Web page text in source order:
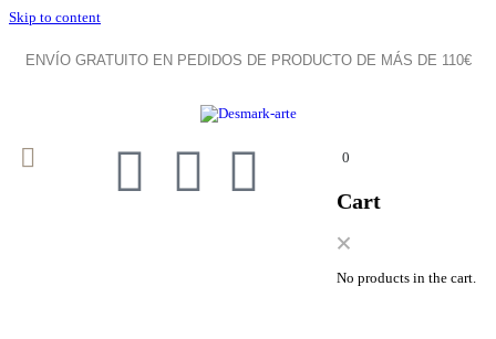
Skip to content
ENVÍO GRATUITO EN PEDIDOS DE PRODUCTO DE MÁS DE 110€
0
Cart
No products in the cart.